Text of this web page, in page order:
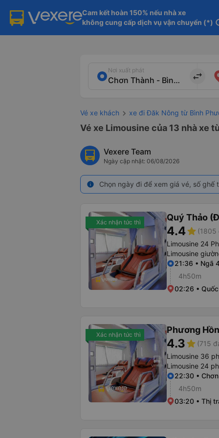
Cam kết hoàn 150% nếu nhà xe
không cung cấp dịch vụ vận chuyển (*)
Nơi xuất phát
import_export
Vé xe khách xe đi Đăk Nông từ Bình
Vé xe Limousine của 13 nhà xe
Vexere Team
Ngày cập nhật: 06/08/2026
info Chọn ngày đi để xem giá vé, số
Xác nhận tức thì Quý Thảo
4.4star (1805
Limousine 24
Limousine
21:36 • Ngã
4h50m
02:26 •
Xác nhận tức thì Phương
4.3star (715
Limousine 36
Limousine 24
22:30 •
4h50m
03:20 • Thị